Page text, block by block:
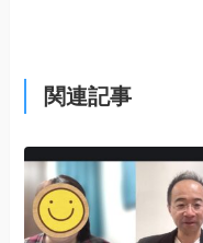
関連記事